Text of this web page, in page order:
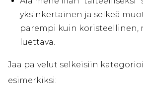
yksinkertainen ja selkeä
parempi kuin koristeellinen,
luettava.
Jaa palvelut selkeisiin
esimerkiksi: